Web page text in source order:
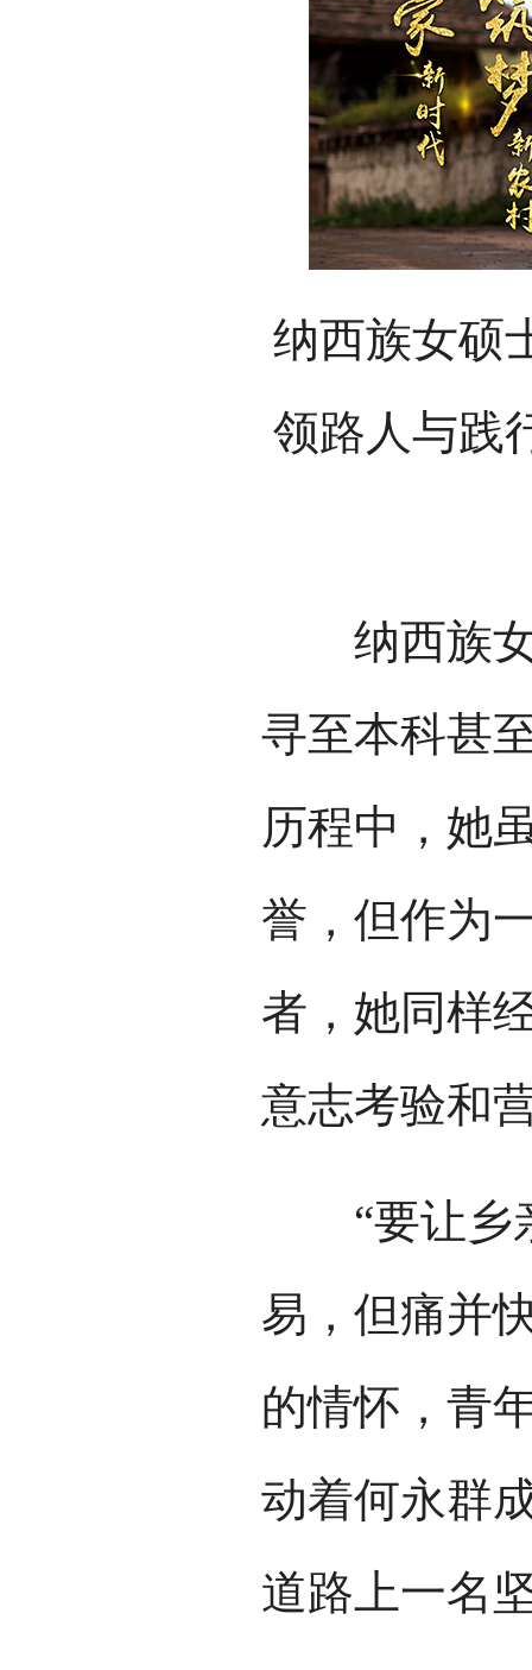
纳西族女硕
领路人与践
纳西族女
寻至本科甚
历程中，她
誉，但作为
者，她同样
意志考验和
“要让乡亲
易，但痛并
的情怀，青
动着何永群
道路上一名